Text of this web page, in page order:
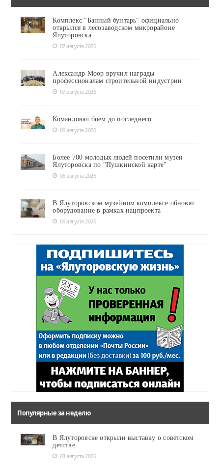
Комплекс "Банный бунтарь" официально
открылся в лесозаводском микрорайоне
Ялуторовска
07 августа 2026
Александр Моор вручил награды
профессионалам строительной индустрии
07 августа 2026
Командовал боем до последнего
06 августа 2026
Более 700 молодых людей посетили музеи
Ялуторовска по "Пушкинской карте"
06 августа 2026
В Ялуторовском музейном комплексе обновят
оборудование в рамках нацпроекта
06 августа 2026
Популярные за неделю
В Ялуторовске открыли выставку о советском
детстве
03 августа 2026